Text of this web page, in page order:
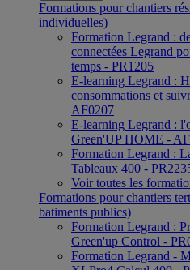
Formations pour chantiers
individuelles)
Formation Legrand :
connectées Legrand
temps - PR1205
E-learning Legrand :
consommations et
AF0207
E-learning Legrand :
Green'UP HOME -
Formation Legrand :
Tableaux 400 -
Voir toutes les
Formations pour chantiers
batiments publics)
Formation Legrand :
Green'up Control -
Formation Legrand -